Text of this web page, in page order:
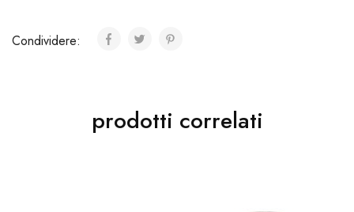
Condividere:
prodotti correlati